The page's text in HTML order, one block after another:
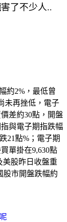
害了不少人..
約2%，最低曾
未再挫低，電子
差約30點，開盤
與電子期指跌幅
21點%；電子期
單掛在9,630點
美股昨日收盤重
股市開盤跌幅約